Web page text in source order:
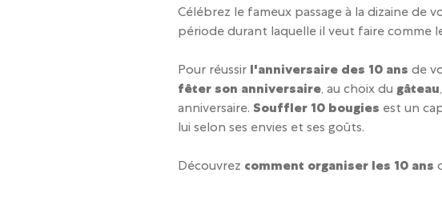
Célébrez le fameux passage à la dizaine de
période durant laquelle il veut faire comme
Pour réussir l'anniversaire des 10 ans de
fêter son anniversaire, au choix du gâteau
anniversaire. Souffler 10 bougies est un
lui selon ses envies et ses goûts.
Découvrez comment organiser les 10 ans